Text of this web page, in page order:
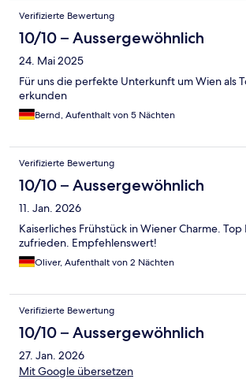
Verifizierte Bewertung
10/10 – Aussergewöhnlich
24. Mai 2025
Für uns die perfekte Unterkunft um Wien als
erkunden
Bernd, Aufenthalt von 5 Nächten
Verifizierte Bewertung
10/10 – Aussergewöhnlich
11. Jan. 2026
Kaiserliches Frühstück in Wiener Charme.
zufrieden. Empfehlenswert!
Oliver, Aufenthalt von 2 Nächten
Verifizierte Bewertung
10/10 – Aussergewöhnlich
27. Jan. 2026
Mit Google übersetzen